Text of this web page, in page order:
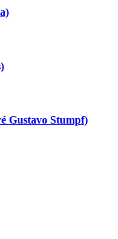
Gustavo Stumpf)